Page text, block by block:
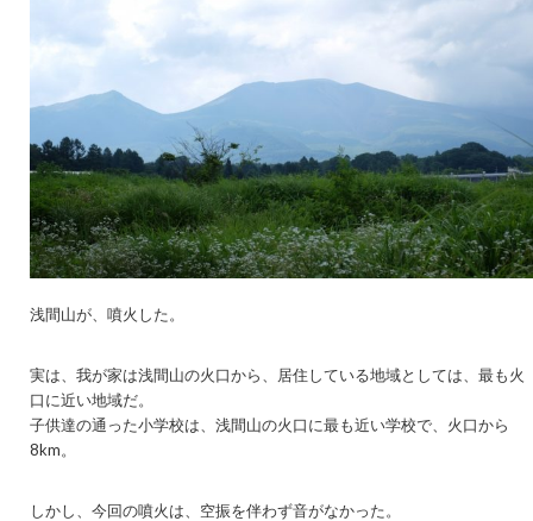
浅間山が、噴火した。
実は、我が家は浅間山の火口から、居住している地域としては、最も火
口に近い地域だ。
子供達の通った小学校は、浅間山の火口に最も近い学校で、火口から
8km。
しかし、今回の噴火は、空振を伴わず音がなかった。